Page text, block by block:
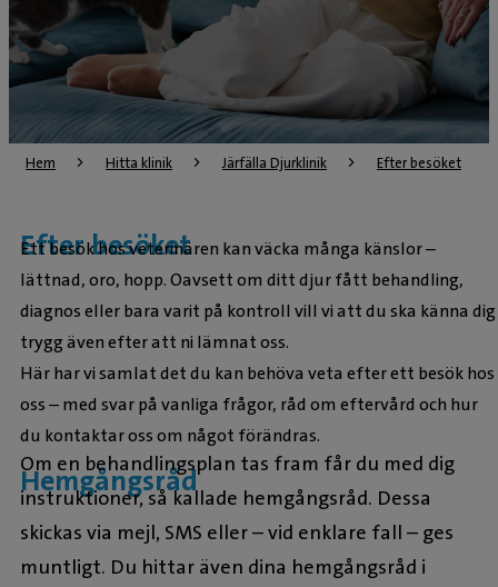
Hem Hitta klinik Järfälla Djurklinik Efter besöket
Efter besöket
Ett besök hos veterinären kan väcka många känslor –
lättnad, oro, hopp. Oavsett om ditt djur fått behandling,
diagnos eller bara varit på kontroll vill vi att du ska känna dig
trygg även efter att ni lämnat oss.
Här har vi samlat det du kan behöva veta efter ett besök hos
oss – med svar på vanliga frågor, råd om eftervård och hur
du kontaktar oss om något förändras.
Hemgångsråd
Om en behandlingsplan tas fram får du med dig
instruktioner, så kallade hemgångsråd. Dessa
skickas via mejl, SMS eller – vid enklare fall – ges
muntligt. Du hittar även dina hemgångsråd i